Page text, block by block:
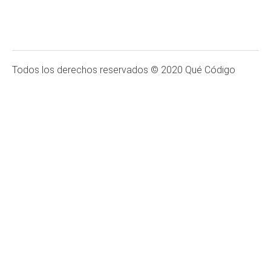
Todos los derechos reservados © 2020 Qué Código